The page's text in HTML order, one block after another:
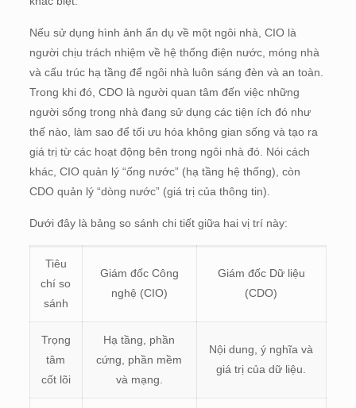
Nếu sử dụng hình ảnh ẩn dụ về một ngôi nhà, CIO là
người chịu trách nhiệm về hệ thống điện nước, móng nhà
và cấu trúc hạ tầng để ngôi nhà luôn sáng đèn và an toàn.
Trong khi đó, CDO là người quan tâm đến việc những
người sống trong nhà đang sử dụng các tiện ích đó như
thế nào, làm sao để tối ưu hóa không gian sống và tạo ra
giá trị từ các hoạt động bên trong ngôi nhà đó. Nói cách
khác, CIO quản lý “ống nước” (hạ tầng hệ thống), còn
CDO quản lý “dòng nước” (giá trị của thông tin).
Dưới đây là bảng so sánh chi tiết giữa hai vị trí này:
Tiêu
chí so
sánh
Giám đốc Công
nghệ (CIO)
Giám đốc Dữ liệu
(CDO)
Trọng
tâm
cốt lõi
Hạ tầng, phần
cứng, phần mềm
và mạng.
Nội dung, ý nghĩa và
giá trị của dữ liệu.